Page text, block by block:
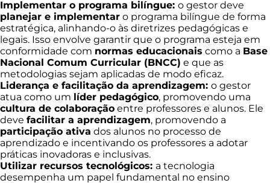
Implementar o programa bilíngue: o gestor deve
planejar e implementar o programa bilíngue de forma
estratégica, alinhando-o às diretrizes pedagógicas e
legais. Isso envolve garantir que o programa esteja em
conformidade com normas educacionais como a Base
Nacional Comum Curricular (BNCC) e que as
metodologias sejam aplicadas de modo eficaz.
Liderança e facilitação da aprendizagem: o gestor
atua como um líder pedagógico, promovendo uma
cultura de colaboração entre professores e alunos. Ele
deve facilitar a aprendizagem, promovendo a
participação ativa dos alunos no processo de
aprendizado e incentivando os professores a adotar
práticas inovadoras e inclusivas.
Utilizar recursos tecnológicos: a tecnologia
desempenha um papel fundamental no ensino